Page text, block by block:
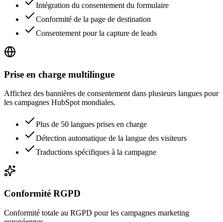
Intégration du consentement du formulaire
Conformité de la page de destination
Consentement pour la capture de leads
Prise en charge multilingue
Affichez des bannières de consentement dans plusieurs langues pour
les campagnes HubSpot mondiales.
Plus de 50 langues prises en charge
Détection automatique de la langue des visiteurs
Traductions spécifiques à la campagne
Conformité RGPD
Conformité totale au RGPD pour les campagnes marketing